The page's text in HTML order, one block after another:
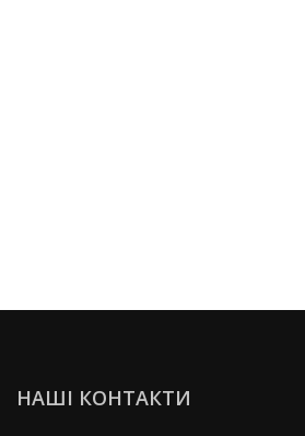
НАШІ КОНТАКТИ